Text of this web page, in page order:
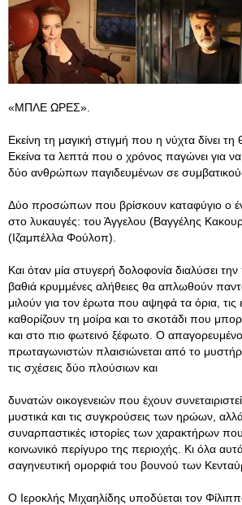
«ΜΠΛΕ ΩΡΕΣ».
Εκείνη τη μαγική στιγμή που η νύχτα δίνει
Εκείνα τα λεπτά που ο χρόνος παγώνει για
δύο ανθρώπων παγιδευμένων σε
Δύο προσώπων που βρίσκουν καταφύγιο ο
στο λυκαυγές: του Άγγελου (Βαγγέλης
(Ιζαμπέλλα Φούλοπ).
Και όταν μία στυγερή δολοφονία διαλύσει
βαθιά κρυμμένες αλήθειες θα απλωθούν
μιλούν για τον έρωτα που αψηφά τα όρια, τις
καθορίζουν τη μοίρα και το σκοτάδι που
και στο πιο φωτεινό ξέφωτο. Ο
πρωταγωνιστών πλαισιώνεται από το
τις σχέσεις δύο πλούσιων και
δυνατών οικογενειών που έχουν
μυστικά και τις συγκρούσεις των ηρώων, αλλά
συναρπαστικές ιστορίες των χαρακτήρων
κοινωνικό περίγυρο της περιοχής. Κι όλα
σαγηνευτική ομορφιά του βουνού των
Ο Ιεροκλής Μιχαηλίδης υποδύεται τον